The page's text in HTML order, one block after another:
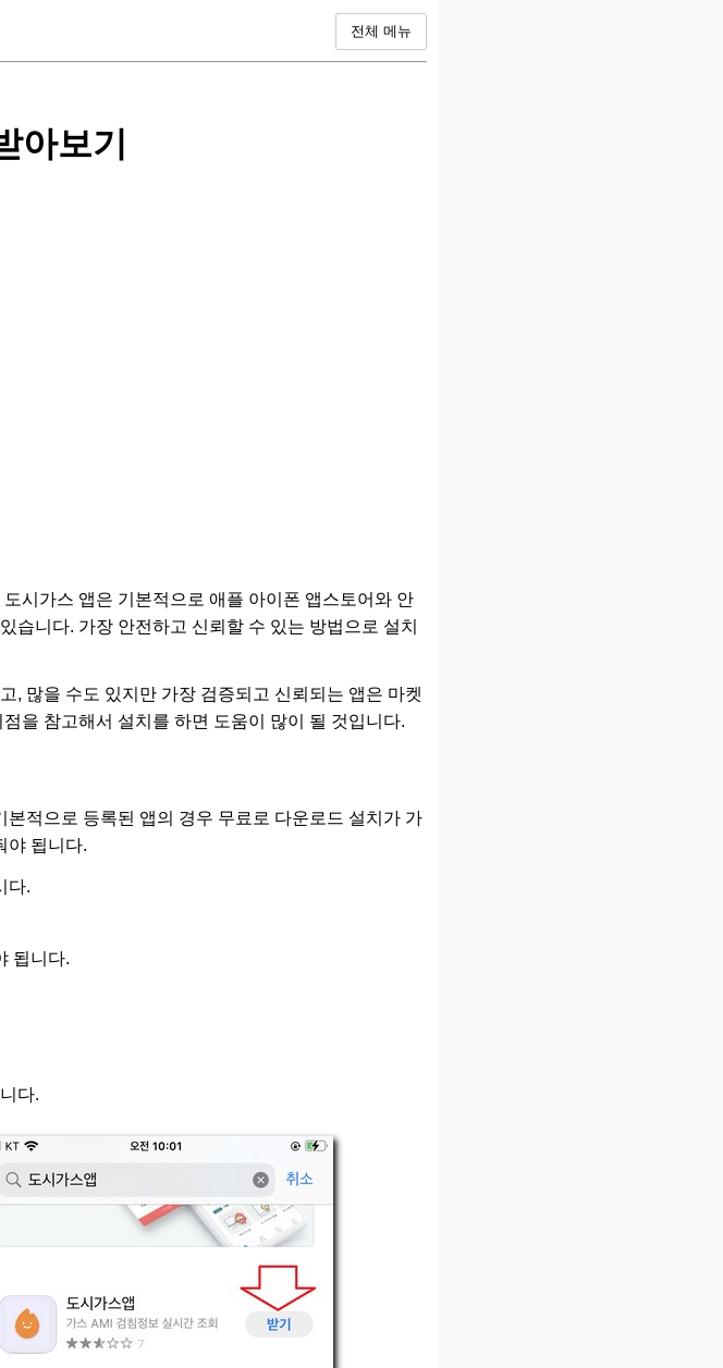
전체 메뉴
아보기
시가스 앱은 기본적으로 애플 아이폰 앱스토어와 안
습니다. 가장 안전하고 신뢰할 수 있는 방법으로 설치
, 많을 수도 있지만 가장 검증되고 신뢰되는 앱은 마켓
을 참고해서 설치를 하면 도움이 많이 될 것입니다.
적으로 등록된 앱의 경우 무료로 다운로드 설치가 가
야 됩니다.
다.
됩니다.
다.